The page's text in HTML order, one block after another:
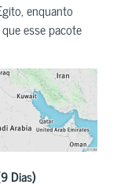
enquanto
esse pacote
Dias)